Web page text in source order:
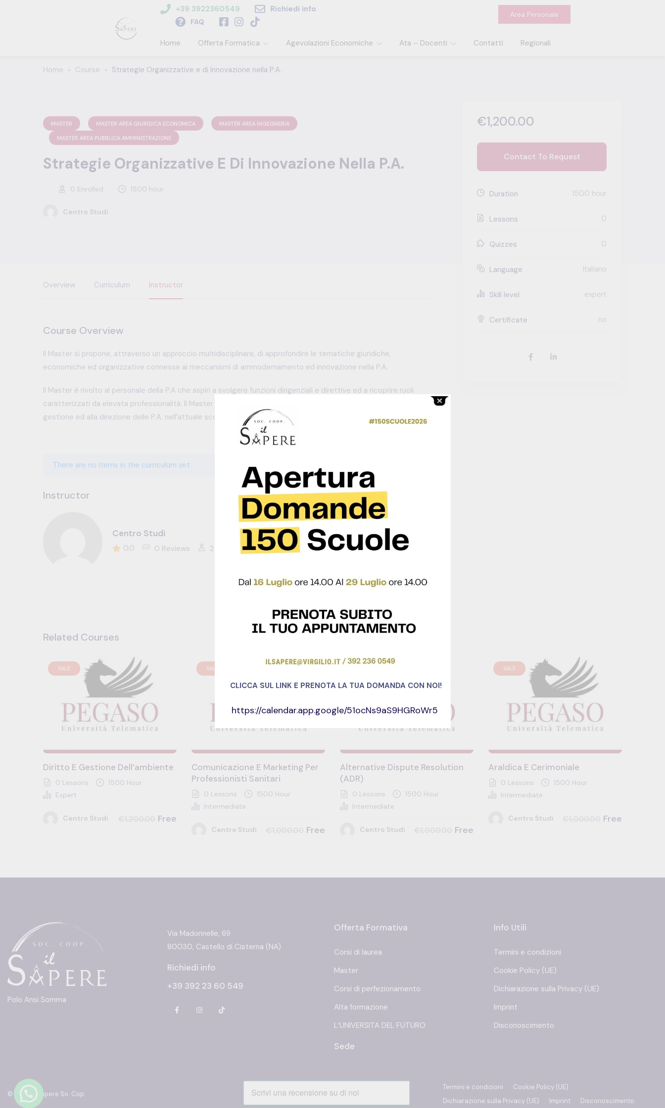
+39 3922360549 Richiedi info
FAQ
Area Personale
Home Offerta Formatica Agevolazioni Economiche Ata – Docenti Contatti Regionali
Home Course Strategie Organizzative e di Innovazione nella P.A.
MASTER MASTER AREA GIURIDICA ECONOMICA MASTER AREA INGEGNERIA
MASTER AREA PUBBLICA AMMINISTRAZIONE
Strategie Organizzative E Di Innovazione Nella P.A.
0 Enrolled 1500 hour
Centro Studi
Overview Curriculum Instructor
Course Overview
Il Master si propone, attraverso un approccio multidisciplinare, di approfondire le tematiche giuridiche,
economiche ed organizzative connesse ai meccanismi di ammodernamento ed innovazione nella P.A.
Il Master è rivolto al personale della P.A che aspiri a svolgere funzioni dirigenziali e direttive ed a ricoprire ruoli
caratterizzati da elevata professionalità. Il Master intende trasferire conoscenze multidisciplinari utili alla
gestione ed alla direzione delle P.A. nell’attuale scenario di continuo ammodernamento e rinnovamento.
There are no items in the curriculum yet.
Instructor
Centro Studi
0.0 0 Reviews 2 Students 245 Courses
€1,200.00
Contact To Request
Duration 1500 hour
Lessons 0
Quizzes 0
Language Italiano
Skill level expert
Certificate no
Related Courses
SALE
Diritto E Gestione Dell’ambiente
0 Lessons
1500 Hour
Expert
Centro Studi Free
SALE
Comunicazione E Marketing Per
Professionisti Sanitari
0 Lessons
1500 Hour
Intermediate
Centro Studi Free
Alternative Dispute Resolution
(ADR)
0 Lessons
1500 Hour
Intermediate
Centro Studi Free
SALE
Araldica E Cerimoniale
0 Lessons
1500 Hour
Intermediate
Centro Studi Free
Polo Ansi Somma
Via Madonnelle, 69
80030, Castello di Cisterna (NA)
Richiedi info
+39 392 23 60 549
Offerta Formativa
Corsi di laurea
Master
Corsi di perfezionamento
Alta formazione
L’UNIVERSITA DEL FUTURO
Sede
Info Utili
Termini e condizioni
Cookie Policy (UE)
Dichiarazione sulla Privacy (UE)
Imprint
Disconoscimento
© 2026 Il Sapere So. Cop.
Termini e condizioni
Cookie Policy (UE)
Dichiarazione sulla Privacy (UE)
Imprint Disconoscimento
CLICCA SUL LINK E PRENOTA LA TUA DOMANDA CON NOI!
https://calendar.app.google/51ocNs9aS9HGRoWr5